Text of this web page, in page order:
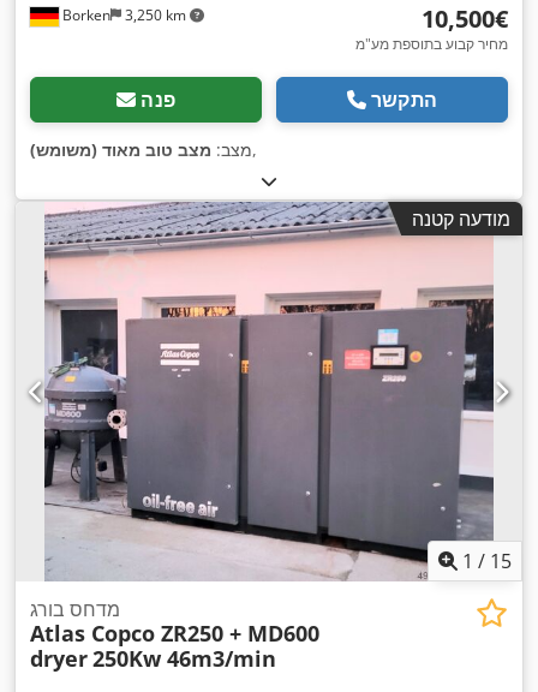
Borken 3,250 km ‏10,500 ‏€
מחיר קבוע בתוספת מע"מ
פנה התקשר
מצב: מצב טוב מאוד (משומש) ,
מודעה קטנה
1 / 15
מדחס בורג
Atlas Copco ZR250 + MD600
dryer250Kw 46m3/min